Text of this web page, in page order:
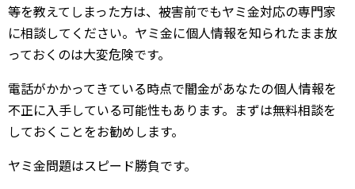
等を教えてしまった方は、被害前でもヤミ金対応の専門家
に相談してください。ヤミ金に個人情報を知られたまま放
っておくのは大変危険です。
電話がかかってきている時点で闇金があなたの個人情報を
不正に入手している可能性もあります。まずは無料相談を
しておくことをお勧めします。
ヤミ金問題はスピード勝負です。